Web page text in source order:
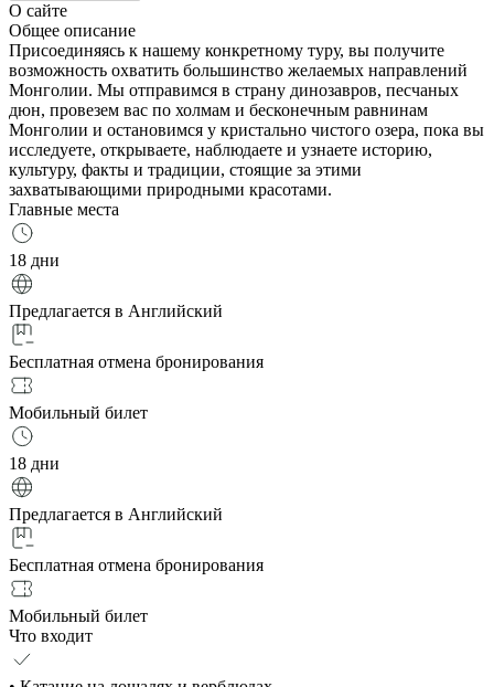
О сайте
Общее описание
Присоединяясь к нашему конкретному туру, вы получите
возможность охватить большинство желаемых направлений
Монголии. Мы отправимся в страну динозавров, песчаных
дюн, провезем вас по холмам и бесконечным равнинам
Монголии и остановимся у кристально чистого озера, пока вы
исследуете, открываете, наблюдаете и узнаете историю,
культуру, факты и традиции, стоящие за этими
захватывающими природными красотами.
Главные места
18 дни
Предлагается в Английский
Бесплатная отмена бронирования
Мобильный билет
18 дни
Предлагается в Английский
Бесплатная отмена бронирования
Мобильный билет
Что входит